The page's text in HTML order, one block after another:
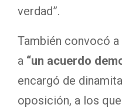
verdad”.
También convocó
a “un acuerdo
encargó de
oposición, a los